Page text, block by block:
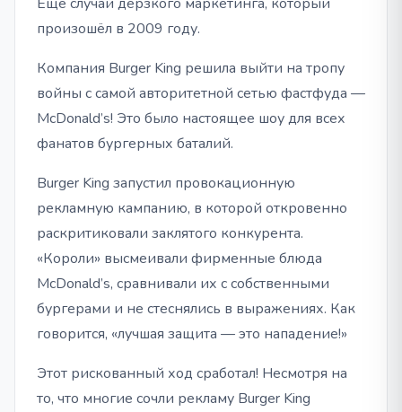
произошёл в 2009 году.
Компания Burger King решила выйти на тропу
войны с самой авторитетной сетью фастфуда —
McDonald’s! Это было настоящее шоу для всех
фанатов бургерных баталий.
Burger King запустил провокационную
рекламную кампанию, в которой откровенно
раскритиковали заклятого конкурента.
«Короли» высмеивали фирменные блюда
McDonald’s, сравнивали их с собственными
бургерами и не стеснялись в выражениях. Как
говорится, «лучшая защита — это нападение!»
Этот рискованный ход сработал! Несмотря на
то, что многие сочли рекламу Burger King